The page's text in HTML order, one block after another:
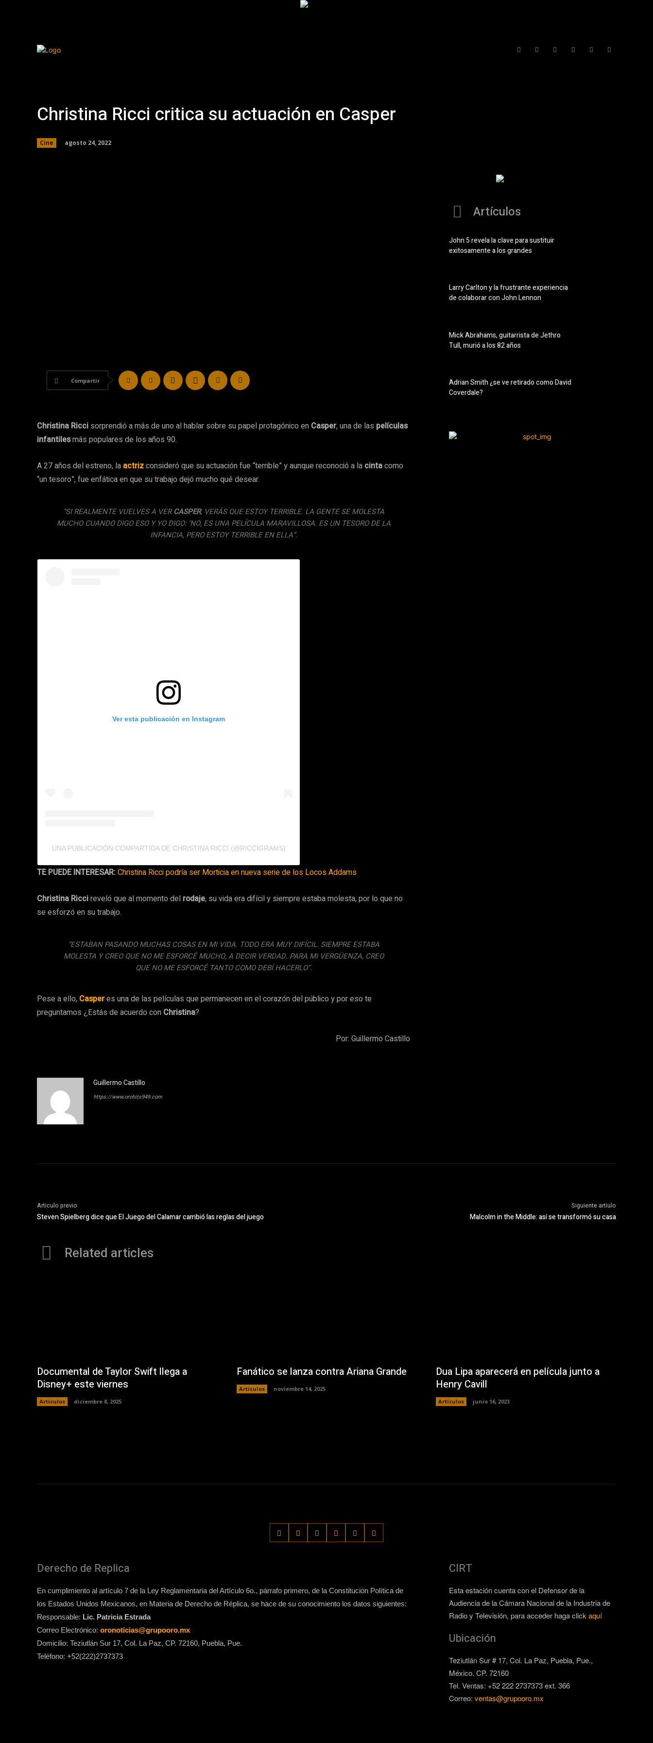
Christina Ricci critica su actuación en Casper
Cine agosto 24, 2022
Compartir
Christina Ricci sorprendió a más de uno al hablar sobre su papel protagónico en Casper, una de las películas
infantilesmás populares de los años 90.
A 27 años del estreno, la actrizconsideró que su actuación fue “terrible” y aunque reconoció a la cintacomo
“un tesoro”, fue enfática en que su trabajo dejó mucho qué desear.
“SI REALMENTE VUELVES A VERCASPER, VERÁS QUE ESTOY TERRIBLE. LA GENTE SE MOLESTA
MUCHO CUANDO DIGO ESO Y YO DIGO: ‘NO, ES UNA PELÍCULA MARAVILLOSA. ES UN TESORO DE LA
INFANCIA, PERO ESTOY TERRIBLE EN ELLA”.
Ver esta publicación en Instagram
UNA PUBLICACIÓN COMPARTIDA DE CHRISTINA RICCI (@RICCIGRAMS)
TE PUEDE INTERESAR:Christina Ricci podría ser Morticia en nueva serie de los Locos Addams
Christina Riccireveló que al momento del rodaje, su vida era difícil y siempre estaba molesta, por lo que no
se esforzó en su trabajo.
“ESTABAN PASANDO MUCHAS COSAS EN MI VIDA. TODO ERA MUY DIFÍCIL. SIEMPRE ESTABA
MOLESTA Y CREO QUE NO ME ESFORCÉ MUCHO, A DECIR VERDAD. PARA MI VERGÜENZA, CREO
QUE NO ME ESFORCÉ TANTO COMO DEBÍ HACERLO”.
Pese a ello, Casperes una de las películas que permanecen en el corazón del público y por eso te
preguntamos ¿Estás de acuerdo con Christina?
Por: Guillermo Castillo
Guillermo Castillo
https://www.orohits949.com
Artículos
John 5 revela la clave para sustituir
exitosamente a los grandes
Larry Carlton y la frustrante experiencia
de colaborar con John Lennon
Mick Abrahams, guitarrista de Jethro
Tull, murió a los 82 años
Adrian Smith ¿se ve retirado como David
Coverdale?
Articulo previo
Steven Spielberg dice que El Juego del Calamar cambió las reglas del juego
Siguiente artiulo
Malcolm in the Middle: así se transformó su casa
Related articles
Documental de Taylor Swift llega a
Disney+ este viernes
Artículos diciembre 8, 2025
Fanático se lanza contra Ariana Grande
Artículos noviembre 14, 2025
Dua Lipa aparecerá en película junto a
Henry Cavill
Artículos junio 16, 2023
Derecho de Replica
En cumplimiento al artículo 7 de la Ley Reglamentaria del Artículo 6o., párrafo primero, de la Constitución Política de
los Estados Unidos Mexicanos, en Materia de Derecho de Réplica, se hace de su conocimiento los datos siguientes:
Responsable: Lic. Patricia Estrada
Correo Electrónico: oronoticias@grupooro.mx
Domicilio: Teziutlán Sur 17, Col. La Paz, CP. 72160, Puebla, Pue.
Teléfono: +52(222)2737373
CIRT
Esta estación cuenta con el Defensor de la
Audiencia de la Cámara Nacional de la Industria de
Radio y Televisión, para acceder haga clickaquí
Ubicación
Teziutlán Sur # 17, Col. La Paz, Puebla, Pue.,
México. CP. 72160
Tel. Ventas: +52 222 2737373 ext. 366
Correo: ventas@grupooro.mx